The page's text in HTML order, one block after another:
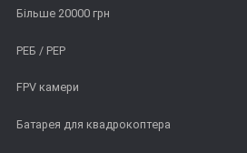
Більше 20000 грн
РЕБ / РЕР
FPV камери
Батарея для квадрокоптера